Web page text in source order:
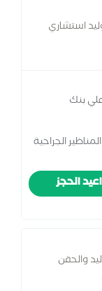
استشاري
بنك
الجراحية
الحجز
والحقن